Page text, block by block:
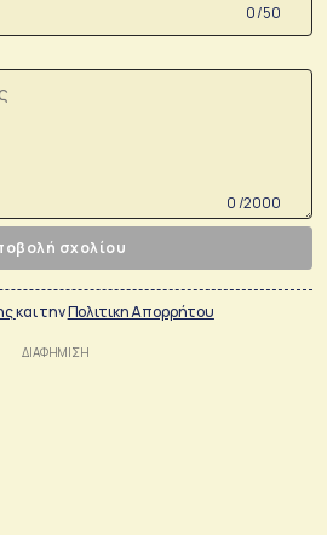
0 /50
0 /2000
σχολίου
και τηνΠολιτικη Απορρήτου